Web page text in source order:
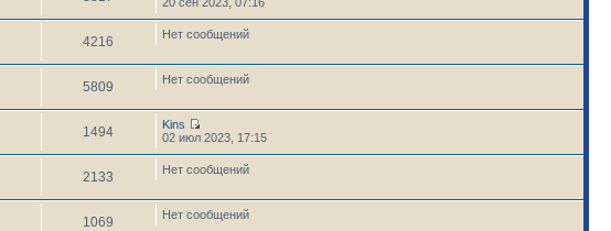
4216 Нет сообщений
5809 Нет сообщений
1494
Kins
02 июл 2023, 17:15
2133 Нет сообщений
1069 Нет сообщений